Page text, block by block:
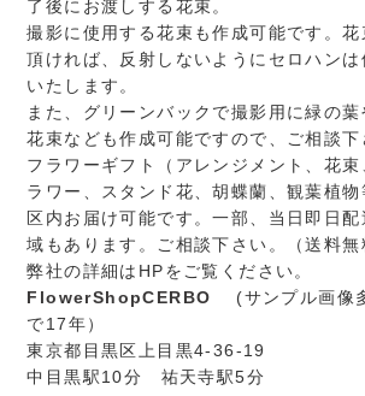
了後にお渡しする花束。
撮影に使用する花束も作成可能です。花
頂ければ、反射しないようにセロハンは
いたします。
また、グリーンバックで撮影用に緑の
花束なども作成可能ですので、ご相談下
フラワーギフト（アレンジメント、花
ラワー、スタンド花、胡蝶蘭、観葉植
区内お届け可能です。一部、当日即日
域もあります。ご相談下さい。（送料無
弊社の詳細はHPをご覧ください。
FlowerShopCERBO
(サンプル画像
で17年）
東京都目黒区上目黒4-36-19
中目黒駅10分 祐天寺駅5分